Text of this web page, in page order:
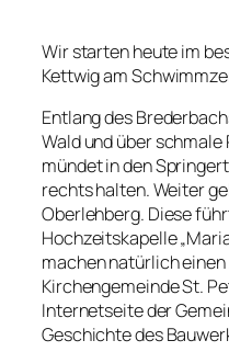
Wir starten heute im
Kettwig am
Entlang des
Wald und über
mündet in den
rechts halten. Weiter
Oberlehberg. Diese
Hochzeitskapelle
machen natürlich
Kirchengemeinde St.
Internetseite der
Geschichte des